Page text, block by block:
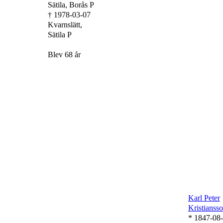
Sätila, Borås P
† 1978-03-07
Kvarnslätt,
Sätila P
Blev 68 år
Karl Peter
* 1847-